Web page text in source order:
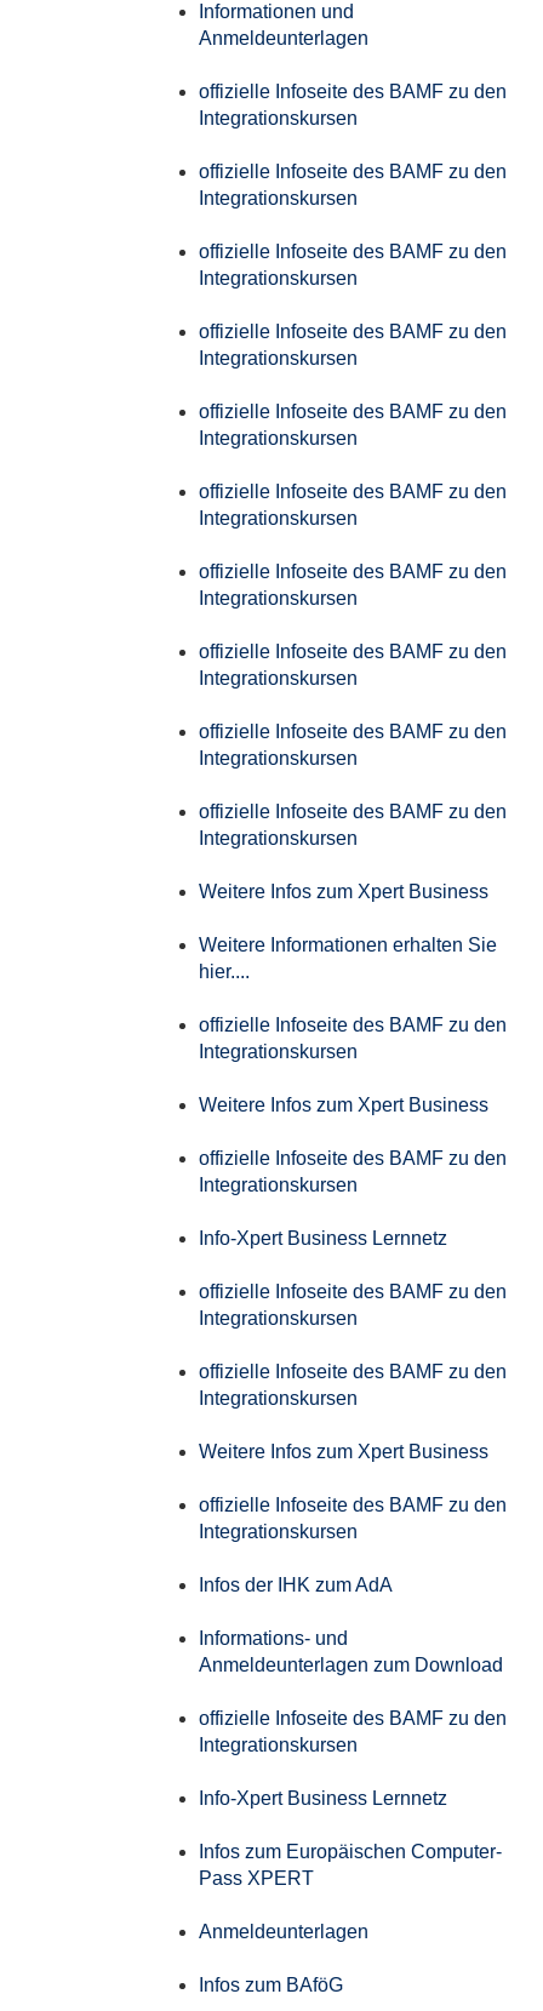
Informationen und
Anmeldeunterlagen
offizielle Infoseite des BAMF zu den
Integrationskursen
offizielle Infoseite des BAMF zu den
Integrationskursen
offizielle Infoseite des BAMF zu den
Integrationskursen
offizielle Infoseite des BAMF zu den
Integrationskursen
offizielle Infoseite des BAMF zu den
Integrationskursen
offizielle Infoseite des BAMF zu den
Integrationskursen
offizielle Infoseite des BAMF zu den
Integrationskursen
offizielle Infoseite des BAMF zu den
Integrationskursen
offizielle Infoseite des BAMF zu den
Integrationskursen
offizielle Infoseite des BAMF zu den
Integrationskursen
Weitere Infos zum Xpert Business
Weitere Informationen erhalten Sie
hier....
offizielle Infoseite des BAMF zu den
Integrationskursen
Weitere Infos zum Xpert Business
offizielle Infoseite des BAMF zu den
Integrationskursen
Info-Xpert Business Lernnetz
offizielle Infoseite des BAMF zu den
Integrationskursen
offizielle Infoseite des BAMF zu den
Integrationskursen
Weitere Infos zum Xpert Business
offizielle Infoseite des BAMF zu den
Integrationskursen
Infos der IHK zum AdA
Informations- und
Anmeldeunterlagen zum Download
offizielle Infoseite des BAMF zu den
Integrationskursen
Info-Xpert Business Lernnetz
Infos zum Europäischen Computer-
Pass XPERT
Anmeldeunterlagen
Infos zum BAföG